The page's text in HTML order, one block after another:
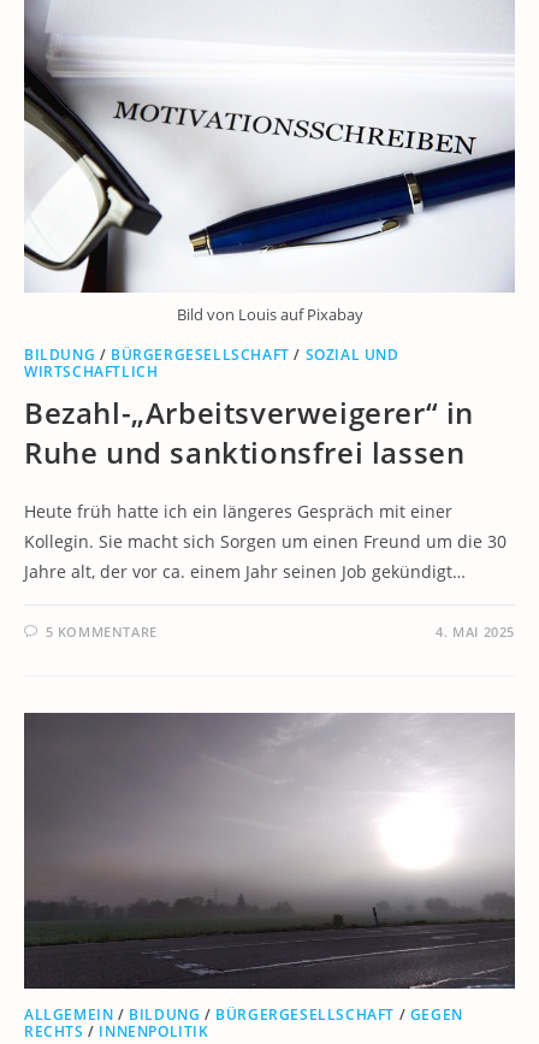
Bild von Louis auf Pixabay
BILDUNG / BÜRGERGESELLSCHAFT / SOZIAL UND
WIRTSCHAFTLICH
Bezahl-„Arbeitsverweigerer“ in
Ruhe und sanktionsfrei lassen
Heute früh hatte ich ein längeres Gespräch mit einer
Kollegin. Sie macht sich Sorgen um einen Freund um die 30
Jahre alt, der vor ca. einem Jahr seinen Job gekündigt…
5 KOMMENTARE 4. MAI 2025
ALLGEMEIN / BILDUNG / BÜRGERGESELLSCHAFT / GEGEN
RECHTS / INNENPOLITIK